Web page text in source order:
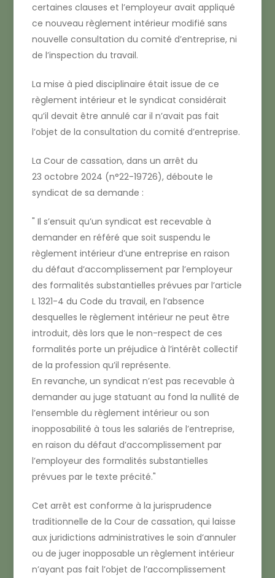
certaines clauses et l’employeur avait appliqué
ce nouveau règlement intérieur modifié sans
nouvelle consultation du comité d’entreprise, ni
de l’inspection du travail.
La mise à pied disciplinaire était issue de ce
règlement intérieur et le syndicat considérait
qu’il devait être annulé car il n’avait pas fait
l’objet de la consultation du comité d’entreprise.
La Cour de cassation, dans un arrêt du
23 octobre 2024 (n°22-19726), déboute le
syndicat de sa demande :
Il s’ensuit qu’un syndicat est recevable à
demander en référé que soit suspendu le
règlement intérieur d’une entreprise en raison
du défaut d’accomplissement par l’employeur
des formalités substantielles prévues par l’article
L 1321-4 du Code du travail, en l’absence
desquelles le règlement intérieur ne peut être
introduit, dès lors que le non-respect de ces
formalités porte un préjudice à l’intérêt collectif
de la profession qu’il représente.
En revanche, un syndicat n’est pas recevable à
demander au juge statuant au fond la nullité de
l’ensemble du règlement intérieur ou son
inopposabilité à tous les salariés de l’entreprise,
en raison du défaut d’accomplissement par
l’employeur des formalités substantielles
prévues par le texte précité.
Cet arrêt est conforme à la jurisprudence
traditionnelle de la Cour de cassation, qui laisse
aux juridictions administratives le soin d’annuler
ou de juger inopposable un règlement intérieur
n’ayant pas fait l’objet de l’accomplissement